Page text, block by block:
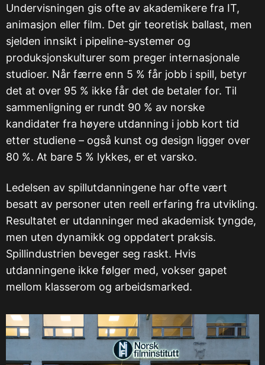
Undervisningen gis ofte av akademikere fra IT,
animasjon eller film. Det gir teoretisk ballast, men
sjelden innsikt i pipeline-systemer og
produksjonskulturer som preger internasjonale
studioer. Når færre enn 5 % får jobb i spill, betyr
det at over 95 % ikke får det de betaler for. Til
sammenligning er rundt 90 % av norske
kandidater fra høyere utdanning i jobb kort tid
etter studiene – også kunst og design ligger over
80 %. At bare 5 % lykkes, er et varsko.
Ledelsen av spillutdanningene har ofte vært
besatt av personer uten reell erfaring fra utvikling.
Resultatet er utdanninger med akademisk tyngde,
men uten dynamikk og oppdatert praksis.
Spillindustrien beveger seg raskt. Hvis
utdanningene ikke følger med, vokser gapet
mellom klasserom og arbeidsmarked.